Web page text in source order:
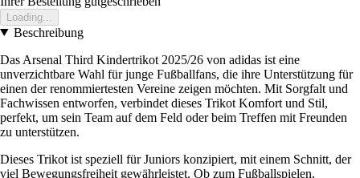
Loading...
Beschreibung
Das Arsenal Third Kindertrikot 2025/26 von adidas ist eine
unverzichtbare Wahl für junge Fußballfans, die ihre Unterstützung für
einen der renommiertesten Vereine zeigen möchten. Mit Sorgfalt und
Fachwissen entworfen, verbindet dieses Trikot Komfort und Stil,
perfekt, um sein Team auf dem Feld oder beim Treffen mit Freunden
zu unterstützen.
Dieses Trikot ist speziell für Juniors konzipiert, mit einem Schnitt, der
viel Bewegungsfreiheit gewährleistet. Ob zum Fußballspielen,